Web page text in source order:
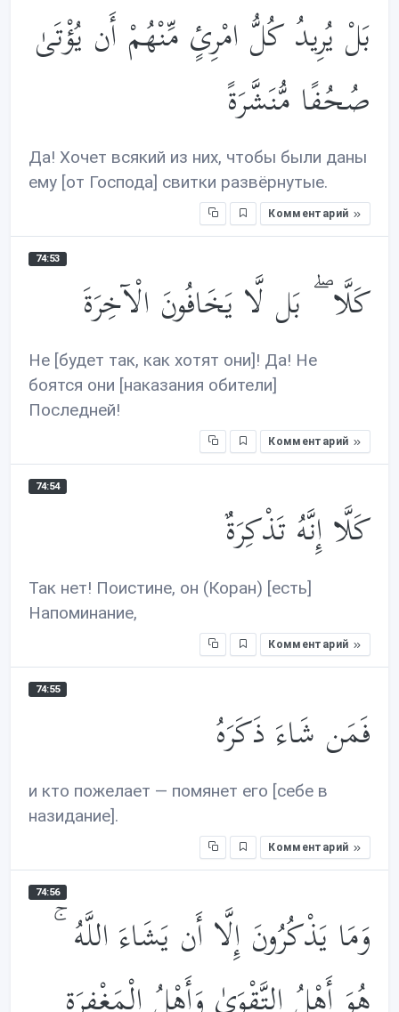
بَلْ يُرِيدُ كُلُّ امْرِئٍ مِّنْهُمْ أَن يُؤْتَىٰ
صُحُفًا مُّنَشَّرَةً
Да! Хочет всякий из них, чтобы были даны
ему [от Господа] свитки развёрнутые.
Комментарий
74:53
كَلَّا ۖ بَل لَّا يَخَافُونَ الْآخِرَةَ
Не [будет так, как хотят они]! Да! Не
боятся они [наказания обители]
Последней!
Комментарий
74:54
كَلَّا إِنَّهُ تَذْكِرَةٌ
Так нет! Поистине, он (Коран) [есть]
Напоминание,
Комментарий
74:55
فَمَن شَاءَ ذَكَرَهُ
и кто пожелает — помянет его [себе в
назидание].
Комментарий
74:56
وَمَا يَذْكُرُونَ إِلَّا أَن يَشَاءَ اللَّهُ ۚ